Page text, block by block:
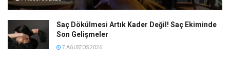
Saç Dökülmesi Artık Kader Değil! Saç Ekiminde
Son Gelişmeler
7 AĞUSTOS 2026